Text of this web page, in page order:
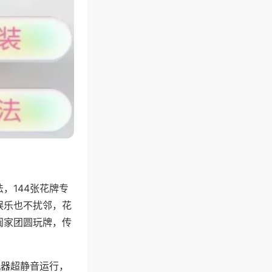
144张花牌专
乐也不扰邻，花
家团圆玩牌，传
超静音运行，